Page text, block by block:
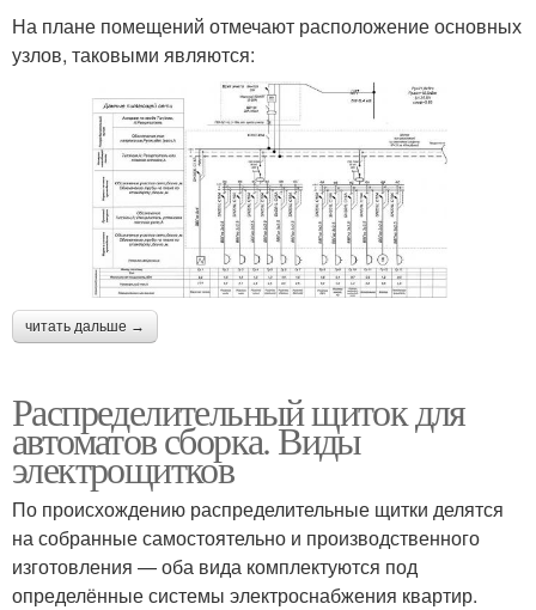
На плане помещений отмечают расположение основных
узлов, таковыми являются:
читать дальше →
Распределительный щиток для
автоматов сборка. Виды
электрощитков
По происхождению распределительные щитки делятся
на собранные самостоятельно и производственного
изготовления — оба вида комплектуются под
определённые системы электроснабжения квартир.